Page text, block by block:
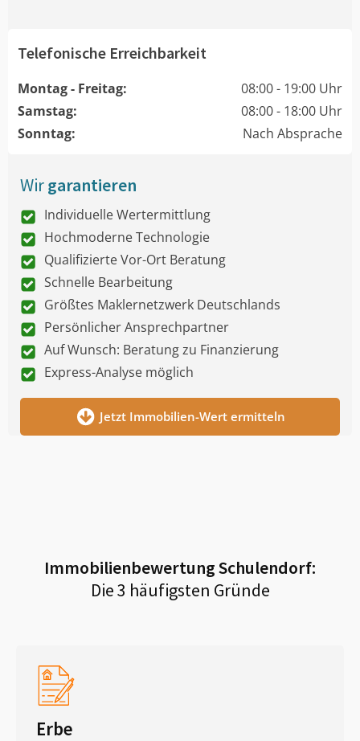
Telefonische Erreichbarkeit
Montag - Freitag:
08:00 - 19:00 Uhr
Samstag:
08:00 - 18:00 Uhr
Sonntag:
Nach Absprache
Wirgarantieren
Individuelle Wertermittlung
Hochmoderne Technologie
Qualifizierte Vor-Ort Beratung
Schnelle Bearbeitung
Größtes Maklernetzwerk Deutschlands
Persönlicher Ansprechpartner
Auf Wunsch: Beratung zu Finanzierung
Express-Analyse möglich
Jetzt Immobilien-Wert ermitteln
ImmobilienbewertungSchulendorf:
Die 3 häufigsten Gründe
Erbe